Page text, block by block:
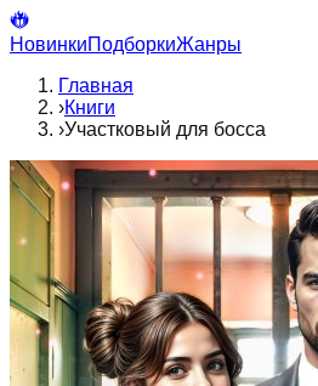
НовинкиПодборкиЖанры
Главная
›Книги
›Участковый для босса